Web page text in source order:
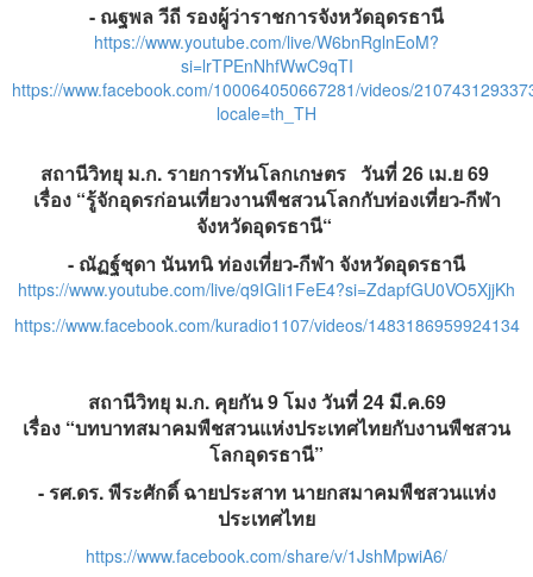
- ณฐพล วีถี รองผู้ว่าราชการจังหวัดอุดรธานี
https://www.youtube.com/live/W6bnRglnEoM?
si=lrTPEnNhfWwC9qTI
https://www.facebook.com/100064050667281/videos/
locale=th_TH
สถานีวิทยุ ม.ก. รายการทันโลกเกษตร วันที่ 26 เม.ย 69
เรื่อง “รู้จักอุดรก่อนเที่ยวงานพืชสวนโลกกับท่องเที่ยว-กีฬา
จังหวัดอุดรธานี“
- ณัฏฐ์ชุดา นันทนิ ท่องเที่ยว-กีฬา จังหวัดอุดรธานี
https://www.youtube.com/live/q9IGIi1FeE4?si=ZdapfGU0VO5XjjKh
https://www.facebook.com/kuradio1107/videos/1483186959924134
สถานีวิทยุ ม.ก. คุยกัน 9 โมง วันที่ 24 มี.ค.69
เรื่อง “บทบาทสมาคมพืชสวนแห่งประเทศไทยกับงานพืชสวน
โลกอุดรธานี”
- รศ.ดร. พีระศักดิ์ ฉายประสาท นายกสมาคมพืชสวนแห่ง
ประเทศไทย
https://www.facebook.com/share/v/1JshMpwiA6/